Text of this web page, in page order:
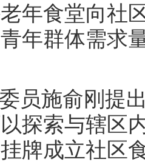
年食堂向社
年群体需求
员施俞刚提
探索与辖区
牌成立社区